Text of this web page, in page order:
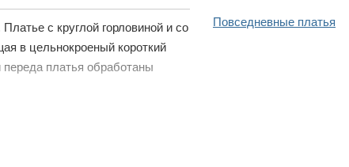
с круглой горловиной и со
в цельнокроеный короткий
платья обработаны
Повседневные платья